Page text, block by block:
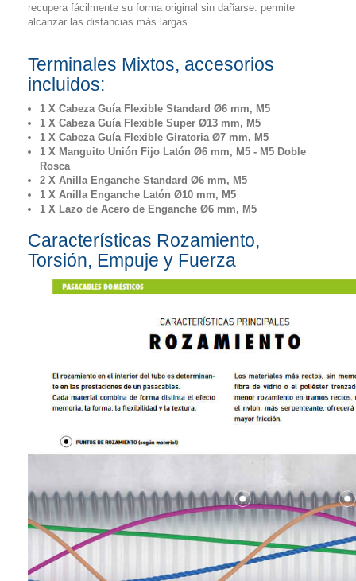
recupera fácilmente su forma original sin dañarse. permite
alcanzar las distancias más largas.
Terminales Mixtos, accesorios
incluidos:
1 X Cabeza Guía Flexible Standard Ø6 mm, M5
1 X Cabeza Guía Flexible Super Ø13 mm, M5
1 X Cabeza Guía Flexible Giratoria Ø7 mm, M5
1 X Manguito Unión Fijo Latón Ø6 mm, M5 - M5 Doble
Rosca
2 X Anilla Enganche Standard Ø6 mm, M5
1 X Anilla Enganche Latón Ø10 mm, M5
1 X Lazo de Acero de Enganche Ø6 mm, M5
Características Rozamiento,
Torsión, Empuje y Fuerza